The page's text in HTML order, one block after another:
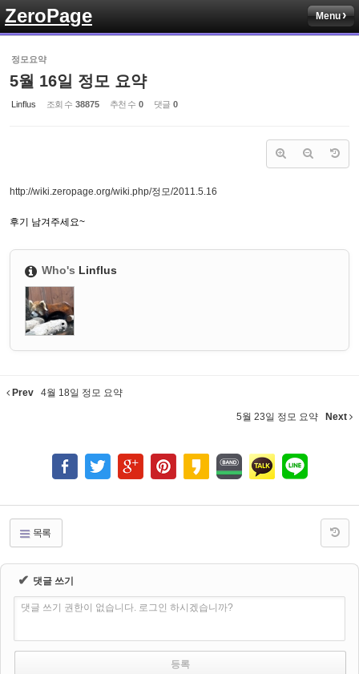
ZeroPage Menu
정모요약
5월 16일 정모 요약
Linflus 조회 수 38875 추천 수 0 댓글 0
http://wiki.zeropage.org/wiki.php/정모/2011.5.16
후기 남겨주세요~
Who's Linflus
Prev 4월 18일 정모 요약
5월 23일 정모 요약 Next
목록
✔ 댓글 쓰기
댓글 쓰기 권한이 없습니다. 로그인 하시겠습니까?
Sketchbook5, 스케치북5
Sketchbook5, 스케치북5